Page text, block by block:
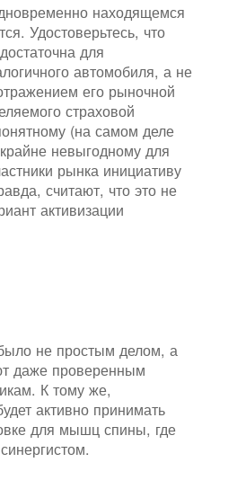
находящемся
Удостоверьтесь, что
для
автомобиля, а не
его рыночной
страховой
(на самом деле
невыгодному для
рынка инициативу
считают, что это не
активизации
не простым делом, а
даже проверенным
К тому же,
активно принимать
для мышц спины, где